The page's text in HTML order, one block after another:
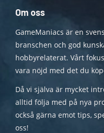
Om oss
GameManiacs är en
branschen och god
hobbyrelaterat. Vårt
vara nöjd med det du
Då vi själva är mycket
alltid följa med på nya
också gärna emot tips,
oss!